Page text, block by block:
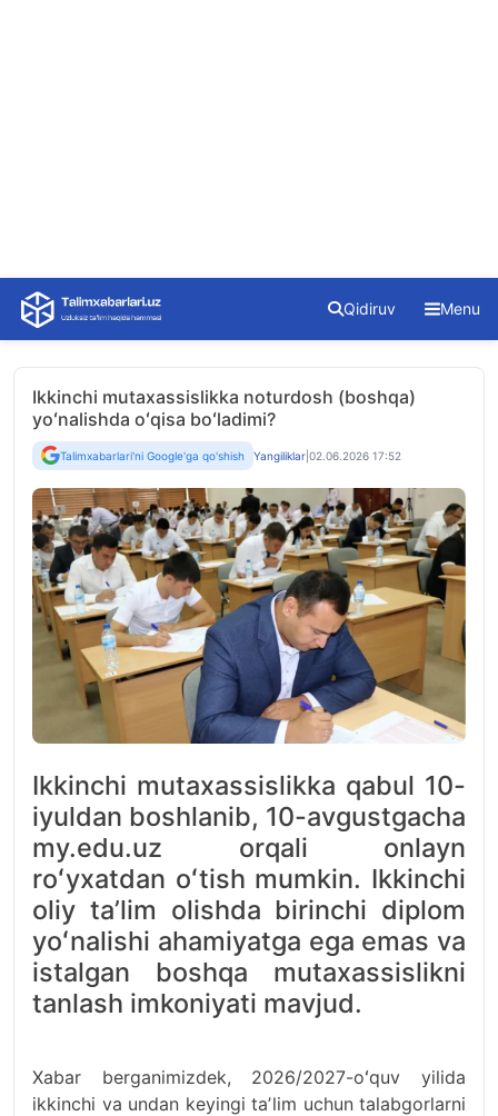
Skip
content
Qidiruv Menu
Ikkinchi mutaxassislikka noturdosh (boshqa)
yoʻnalishda oʻqisa boʻladimi?
Talimxabarlari'ni Google'ga qo'shish Yangiliklar 02.06.2026 17:52
Ikkinchi mutaxassislikka qabul 10-
iyuldan boshlanib, 10-avgustgacha
my.edu.uz orqali onlayn
roʻyxatdan oʻtish mumkin. Ikkinchi
oliy taʼlim olishda birinchi diplom
yoʻnalishi ahamiyatga ega emas va
istalgan boshqa mutaxassislikni
tanlash imkoniyati mavjud.
Xabar berganimizdek, 2026/2027-oʻquv yilida
ikkinchi va undan keyingi taʼlim uchun talabgorlarni